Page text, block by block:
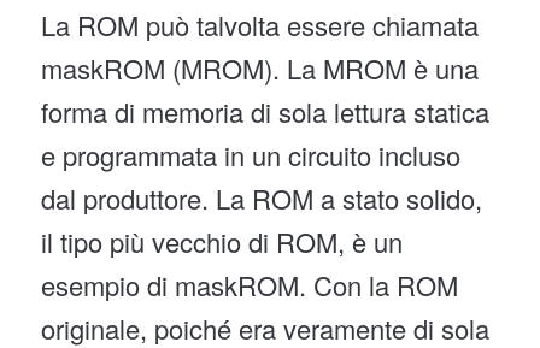
La ROM può talvolta essere chiamata
maskROM (MROM). La MROM è una
forma di memoria di sola lettura statica
e programmata in un circuito incluso
dal produttore. La ROM a stato solido,
il tipo più vecchio di ROM, è un
esempio di maskROM. Con la ROM
originale, poiché era veramente di sola